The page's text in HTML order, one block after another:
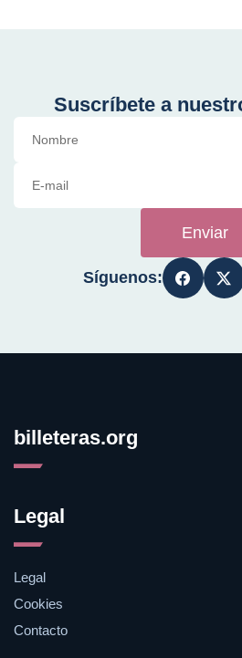
Suscríbete a
Enviar
Síguenos:
billeteras.org
Legal
Legal
Cookies
Contacto